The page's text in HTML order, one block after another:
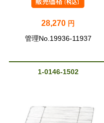
28,270 円
管理No.19936-11937
1-0146-1502